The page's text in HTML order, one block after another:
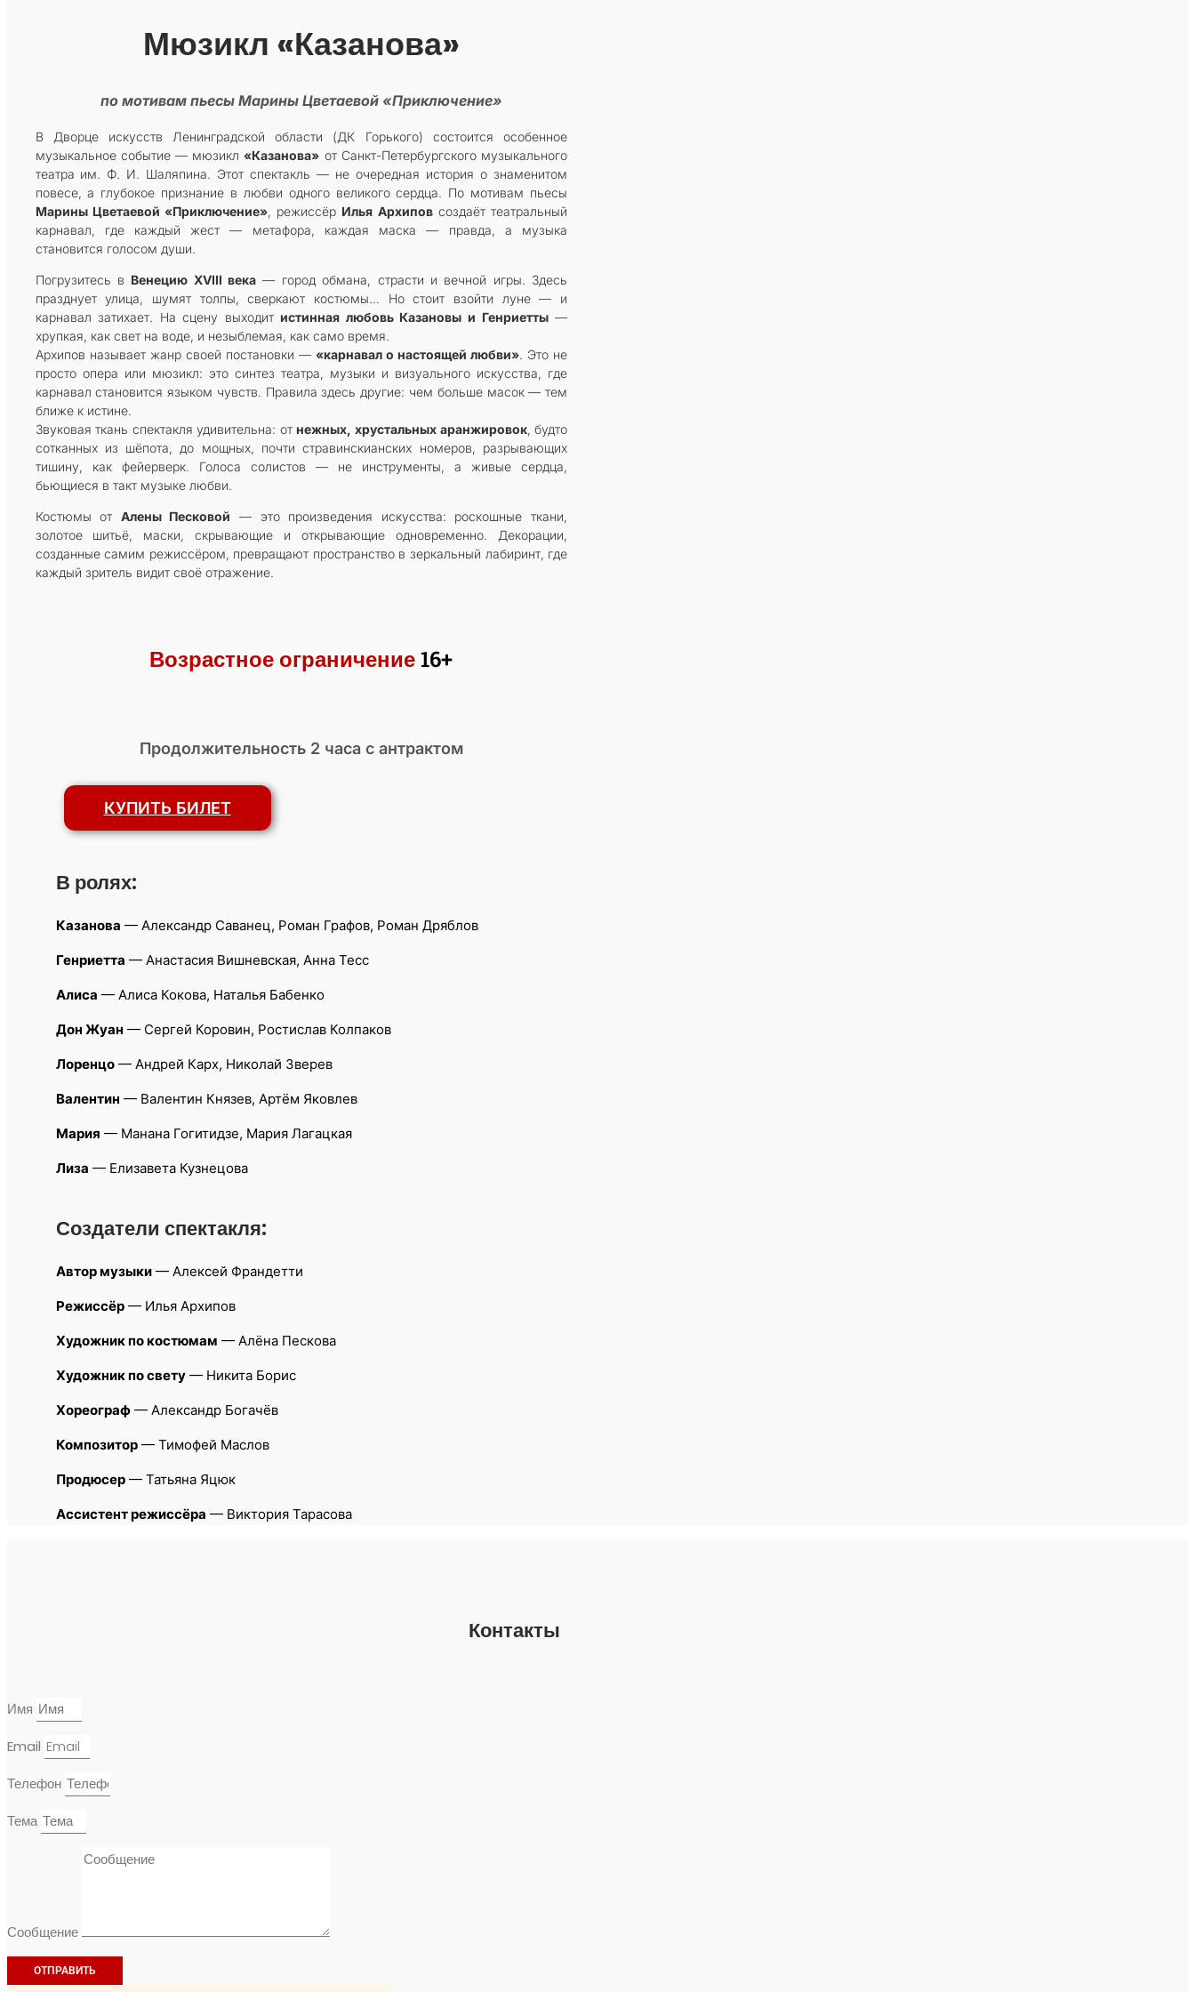
Мюзикл «Казанова»
по мотивам пьесы Марины Цветаевой «Приключение»
В Дворце искусств Ленинградской области (ДК Горького) состоится особенное
музыкальное событие — мюзикл«Казанова» от Санкт-Петербургского музыкального
театра им. Ф. И. Шаляпина. Этот спектакль — не очередная история о знаменитом
повесе, а глубокое признание в любви одного великого сердца. По мотивам пьесы
Марины Цветаевой «Приключение», режиссёр Илья Архиповсоздаёт театральный
карнавал, где каждый жест — метафора, каждая маска — правда, а музыка
становится голосом души.
Погрузитесь в Венецию XVIII века — город обмана, страсти и вечной игры. Здесь
празднует улица, шумят толпы, сверкают костюмы… Но стоит взойти луне — и
карнавал затихает. На сцену выходитистинная любовь Казановы и Генриетты—
хрупкая, как свет на воде, и незыблемая, как само время.
Архипов называет жанр своей постановки — «карнавал о настоящей любви». Это не
просто опера или мюзикл: это синтез театра, музыки и визуального искусства, где
карнавал становится языком чувств. Правила здесь другие: чем больше масок — тем
ближе к истине.
Звуковая ткань спектакля удивительна: отнежных, хрустальных аранжировок, будто
сотканных из шёпота, до мощных, почти стравинскианских номеров, разрывающих
тишину, как фейерверк. Голоса солистов — не инструменты, а живые сердца,
бьющиеся в такт музыке любви.
Костюмы от Алены Песковой — это произведения искусства: роскошные ткани,
золотое шитьё, маски, скрывающие и открывающие одновременно. Декорации,
созданные самим режиссёром, превращают пространство в зеркальный лабиринт, где
каждый зритель видит своё отражение.
Возрастное ограничение16+
Продолжительность 2 часа с антрактом
КУПИТЬ БИЛЕТ
В ролях:
Казанова — Александр Саванец, Роман Графов, Роман Дряблов
Генриетта — Анастасия Вишневская, Анна Тесс
Алиса — Алиса Кокова, Наталья Бабенко
Дон Жуан — Сергей Коровин, Ростислав Колпаков
Лоренцо — Андрей Карх, Николай Зверев
Валентин — Валентин Князев, Артём Яковлев
Мария — Манана Гогитидзе, Мария Лагацкая
Лиза — Елизавета Кузнецова
Создатели спектакля:
Автор музыки — Алексей Франдетти
Режиссёр — Илья Архипов
Художник по костюмам — Алёна Пескова
Художник по свету — Никита Борис
Хореограф — Александр Богачёв
Композитор — Тимофей Маслов
Продюсер — Татьяна Яцюк
Ассистент режиссёра — Виктория Тарасова
Контакты
Имя
Email
Телефон
Тема
Сообщение
ОТПРАВИТЬ